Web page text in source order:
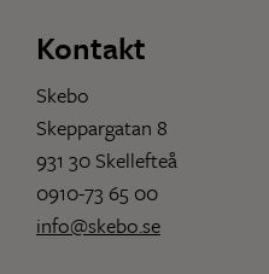
Kontakt
Skebo
Skeppargatan 8
931 30 Skellefteå
0910-73 65 00
info@skebo.se